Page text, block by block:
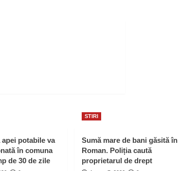
apei potabile va
în comuna
de 30 de zile
STIRI
Sumă mare de bani găsită în
Roman. Poliția caută
proprietarul de drept